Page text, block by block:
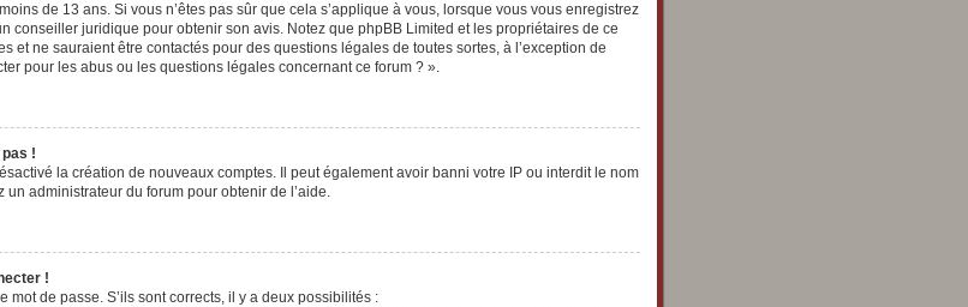
de 13 ans. Si vous n’êtes pas sûr que cela s’applique à vous, lorsque vous vous enregistrez
conseiller juridique pour obtenir son avis. Notez que phpBB Limited et les propriétaires de ce
et ne sauraient être contactés pour des questions légales de toutes sortes, à l’exception de
pour les abus ou les questions légales concernant ce forum ? ».
!
la création de nouveaux comptes. Il peut également avoir banni votre IP ou interdit le nom
administrateur du forum pour obtenir de l’aide.
!
mot de passe. S’ils sont corrects, il y a deux possibilités :